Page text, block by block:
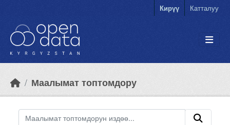
Кирүү Катталуу
Маалымат топтомдору